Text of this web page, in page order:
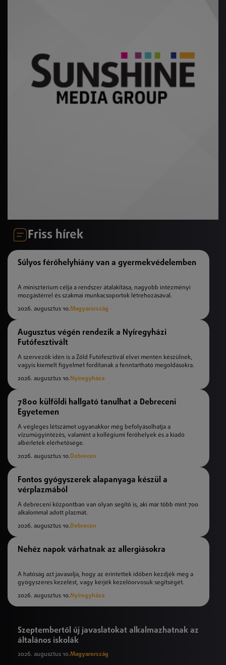
Friss hírek
Súlyos férőhelyhiány van a gyermekvédelemben
A minisztérium célja a rendszer átalakítása, nagyobb intézményi
mozgástérrel és szakmai munkacsoportok létrehozásával.
2026. augusztus 10.Magyarország
Augusztus végén rendezik a Nyíregyházi
Futófesztivált
A szervezők idén is a Zöld Futófesztivál elvei mentén készülnek,
vagyis kiemelt figyelmet fordítanak a fenntartható megoldásokra.
2026. augusztus 10. Nyíregyháza
7800 külföldi hallgató tanulhat a Debreceni
Egyetemen
A végleges létszámot ugyanakkor még befolyásolhatja a
vízumügyintézés, valamint a kollégiumi férőhelyek és a kiadó
albérletek elérhetősége.
2026. augusztus 10.Debrecen
Fontos gyógyszerek alapanyaga készül a
vérplazmából
A debreceni központban van olyan segítő is, aki már több mint 700
alkalommal adott plazmát.
2026. augusztus 10.Debrecen
Nehéz napok várhatnak az allergiásokra
A hatóság azt javasolja, hogy az érintettek időben kezdjék meg a
gyógyszeres kezelést, vagy kérjék kezelőorvosuk segítségét.
2026. augusztus 10. Nyíregyháza
Szeptembertől új javaslatokat alkalmazhatnak az
általános iskolák
2026. augusztus 10.Magyarország